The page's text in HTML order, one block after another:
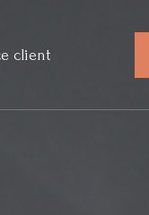
client